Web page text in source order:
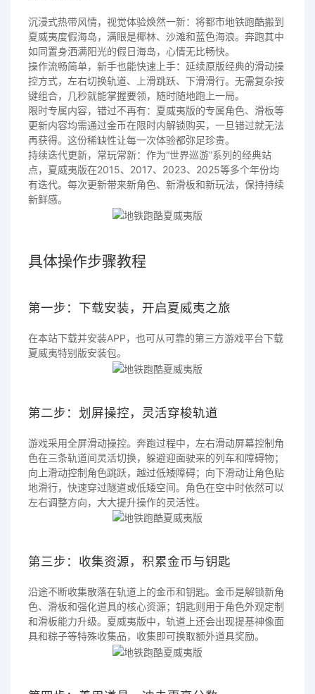
沉浸式热带风情，视觉体验焕然一新：将都市地铁跑酷搬到
夏威夷度假海岛，满眼是椰林、沙滩和蓝色海浪。奔跑其中
如同置身洒满阳光的假日海岛，心情无比畅快。
操作流畅简单，新手也能快速上手：延续原版经典的滑动操
控方式，左右切换轨道、上滑跳跃、下滑滑行。无需复杂按
键组合，几秒就能掌握要领，随时随地跑上一局。
限时专属内容，错过不再有：夏威夷版的专属角色、滑板等
更新内容均需通过金币在限时内解锁购买，一旦错过就无法
再获得。这份稀缺性让每一次体验都弥足珍贵。
持续迭代更新，常玩常新：作为“世界巡游”系列的经典站
点，夏威夷版在2015、2017、2023、2025等多个年份均
有迭代。每次更新带来新角色、新滑板和新玩法，保持持续
新鲜感。
具体操作步骤教程
第一步：下载安装，开启夏威夷之旅
在本站下载并安装APP，也可从可靠的第三方游戏平台下载
夏威夷特别版安装包。
第二步：划屏操控，灵活穿梭轨道
游戏采用全屏滑动操控。奔跑过程中，左右滑动屏幕控制角
色在三条轨道间灵活切换，躲避迎面驶来的列车和障碍物；
向上滑动控制角色跳跃，越过低矮障碍；向下滑动让角色贴
地滑行，快速穿过隧道或低矮空间。角色在空中时依然可以
左右调整方向，大大提升操作的灵活性。
第三步：收集资源，积累金币与钥匙
沿途不断收集散落在轨道上的金币和钥匙。金币是解锁新角
色、滑板和强化道具的核心资源；钥匙则用于角色外观定制
和滑板能力升级。夏威夷版中，轨道上还会出现提基神像面
具和粽子等特殊收集品，收集即可换取额外道具奖励。